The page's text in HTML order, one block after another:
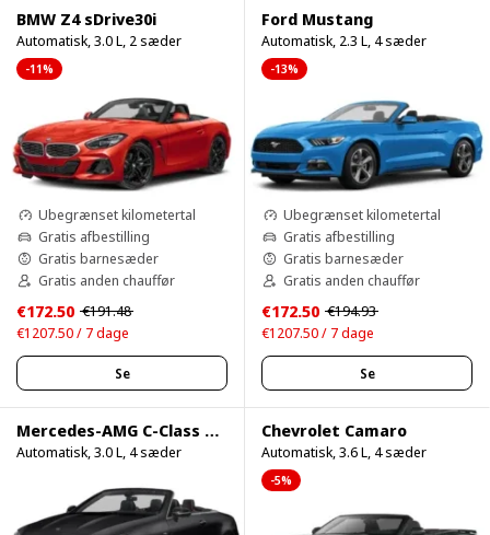
BMW Z4 sDrive30i
Automatisk, 3.0 L, 2 sæder
-11%
Ubegrænset kilometertal
Gratis afbestilling
Gratis barnesæder
Gratis anden chauffør
€172.50 €191.48
€1207.50 / 7 dage
Se
Ford Mustang
Automatisk, 2.3 L, 4 sæder
-13%
Ubegrænset kilometertal
Gratis afbestilling
Gratis barnesæder
Gratis anden chauffør
€172.50 €194.93
€1207.50 / 7 dage
Se
Mercedes-AMG C-Class Cabrio
Automatisk, 3.0 L, 4 sæder
Chevrolet Camaro
Automatisk, 3.6 L, 4 sæder
-5%